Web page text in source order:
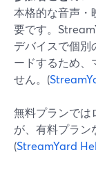
本格的な音声・
要です。
デバイスで個別
ードするため、
せん。(
無料プランでは
が、有料プラン
(StreamYard